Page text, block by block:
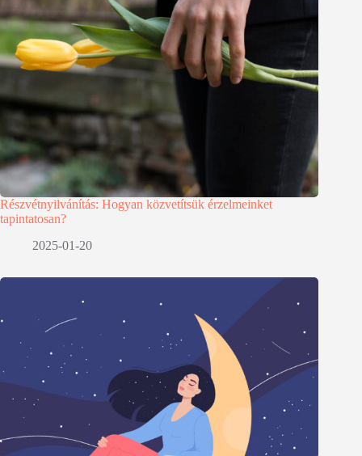
Részvétnyilvánítás: Hogyan közvetítsük érzelmeinket
tapintatosan?
2025-01-20